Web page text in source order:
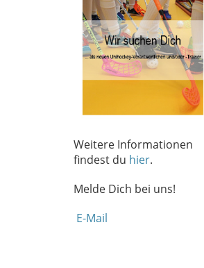
Weitere Informationen
findest du hier.
Melde Dich bei uns!
E-Mail